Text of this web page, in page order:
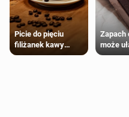
Picie do pięciu
filiżanek kawy
dziennie jest
Zapach
może
trening